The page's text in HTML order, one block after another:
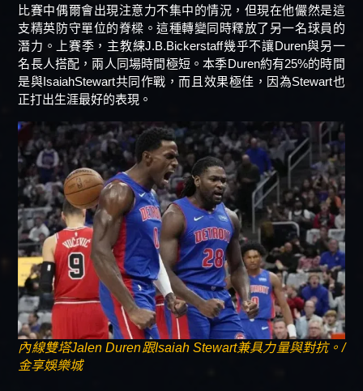
比賽中偶爾會出現注意力不集中的情況，但現在他儼然是這
支精英防守單位的脊樑。這種轉變同時釋放了另一名球員的
潛力。上賽季，主教練J.B.Bickerstaff幾乎不讓Duren與另一
名長人搭配，兩人同場時間極短。本季Duren約有25%的時間
是與IsaiahStewart共同作戰，而且效果極佳，因為Stewart也
正打出生涯最好的表現。
內線雙塔Jalen Duren跟Isaiah Stewart兼具力量與對抗。/
金享娛樂城